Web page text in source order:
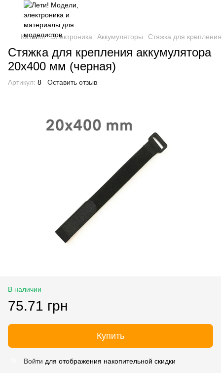
Каталог Электроника Аккумуляторы Стяжка для
Стяжка для крепления аккумулятора
20х400 мм (черная)
Артикул: 8 Оставить отзыв
В наличии
75.71 грн
Купить
Войти для отображения накопительной скидки